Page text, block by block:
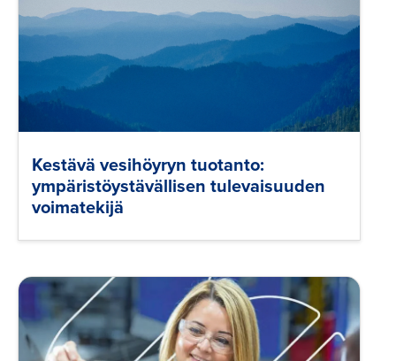
Kestävä vesihöyryn tuotanto:
ympäristöystävällisen tulevaisuuden
voimatekijä